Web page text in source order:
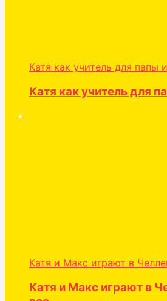
Катя как учитель для папы
Катя как учитель для
Катя и Макс играют в
Катя и Макс играют в